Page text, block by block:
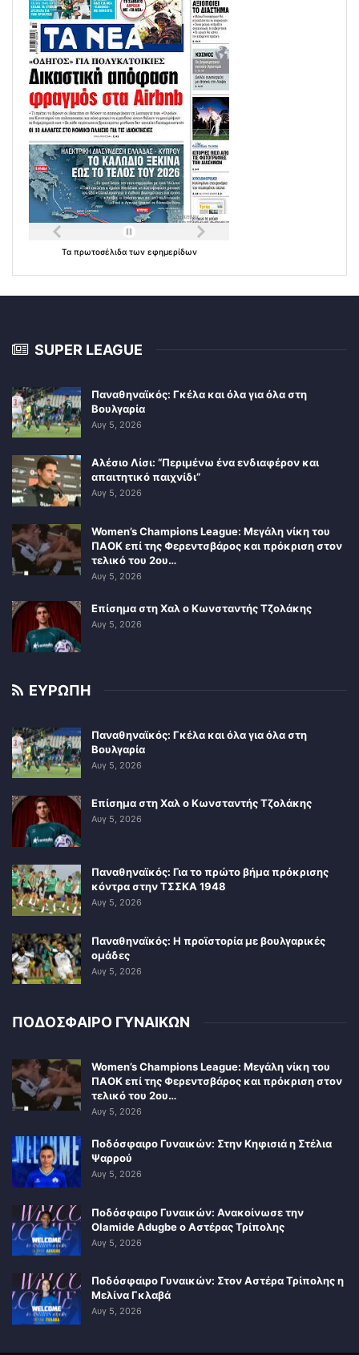
Τα πρωτοσέλιδα των εφημερίδων
SUPER LEAGUE
Παναθηναϊκός: Γκέλα και όλα για όλα στη
Βουλγαρία
Αυγ 5, 2026
Αλέσιο Λίσι: “Περιμένω ένα ενδιαφέρον και
απαιτητικό παιχνίδι”
Αυγ 5, 2026
Women’s Champions League: Μεγάλη νίκη του
ΠΑΟΚ επί της Φερεντσβάρος και πρόκριση στον
τελικό του 2ου…
Αυγ 5, 2026
Επίσημα στη Χαλ ο Κωνσταντής Τζολάκης
Αυγ 5, 2026
ΕΥΡΩΠΗ
Παναθηναϊκός: Γκέλα και όλα για όλα στη
Βουλγαρία
Αυγ 5, 2026
Επίσημα στη Χαλ ο Κωνσταντής Τζολάκης
Αυγ 5, 2026
Παναθηναϊκός: Για το πρώτο βήμα πρόκρισης
κόντρα στην ΤΣΣΚΑ 1948
Αυγ 5, 2026
Παναθηναϊκός: Η προϊστορία με βουλγαρικές
ομάδες
Αυγ 5, 2026
ΠΟΔΟΣΦΑΙΡΟ ΓΥΝΑΙΚΩΝ
Women’s Champions League: Μεγάλη νίκη του
ΠΑΟΚ επί της Φερεντσβάρος και πρόκριση στον
τελικό του 2ου…
Αυγ 5, 2026
Ποδόσφαιρο Γυναικών: Στην Κηφισιά η Στέλια
Ψαρρού
Αυγ 5, 2026
Ποδόσφαιρο Γυναικών: Ανακοίνωσε την
Olamide Adugbe ο Αστέρας Τρίπολης
Αυγ 5, 2026
Ποδόσφαιρο Γυναικών: Στον Αστέρα Τρίπολης η
Μελίνα Γκλαβά
Αυγ 5, 2026